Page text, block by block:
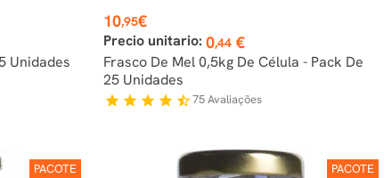
Unidades
Preço
10,95€
Precio unitario: 0,44€
Frasco De Mel 0,5kg De Célula - Pack De
25 Unidades
star star star star star_half75Avaliações
PACOTE PACOTE